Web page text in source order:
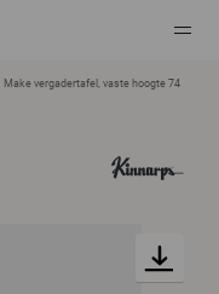
Make vergadertafel, vaste hoogte 74